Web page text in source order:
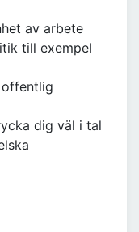
av arbete
till exempel
dig väl i tal